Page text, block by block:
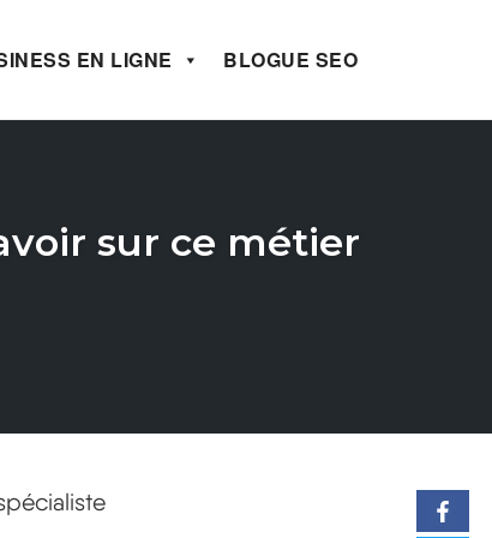
EN LIGNE BLOGUE SEO
sur ce métier